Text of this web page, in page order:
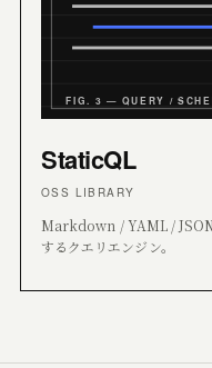
FIG. 3 — QUERY /
StaticQL
OSS LIBRARY
Markdown / YAML / JSON
するクエリエンジン。